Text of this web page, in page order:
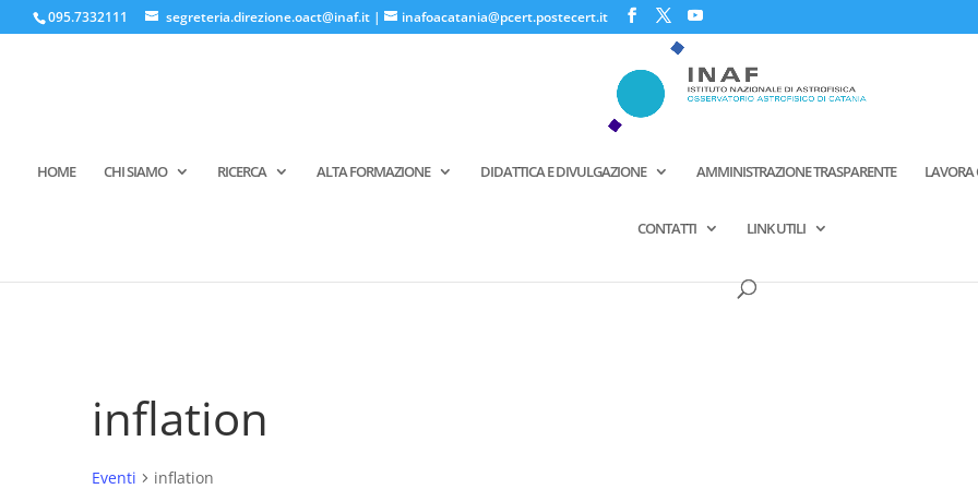
095.7332111 segreteria.direzione.oact@inaf.it | inafoacatania@pcert.postecert.it
HOME CHI SIAMO RICERCA ALTA FORMAZIONE DIDATTICA E DIVULGAZIONE AMMINISTRAZIONE TRASPARENTE LAVORA
CONTATTI LINK UTILI
inflation
Eventi inflation